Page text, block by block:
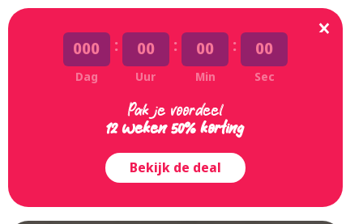
000
Dag
: 00
Uur
: 00
Min
: 00
Sec
Pak je voordeel
12 weken 50% korting
Bekijk de deal